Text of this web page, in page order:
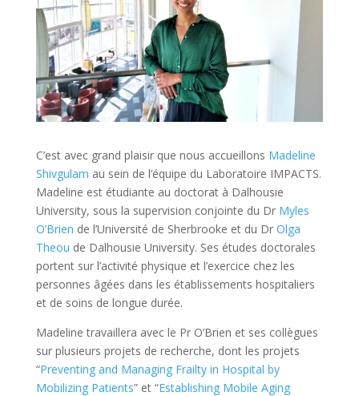
C’est avec grand plaisir que nous accueillons Madeline
Shivgulam au sein de l’équipe du Laboratoire IMPACTS.
Madeline est étudiante au doctorat à Dalhousie
University, sous la supervision conjointe du Dr Myles
O’Brien de l’Université de Sherbrooke et du Dr Olga
Theou de Dalhousie University. Ses études doctorales
portent sur l’activité physique et l’exercice chez les
personnes âgées dans les établissements hospitaliers
et de soins de longue durée.
Madeline travaillera avec le Pr O’Brien et ses collègues
sur plusieurs projets de recherche, dont les projets
“Preventing and Managing Frailty in Hospital by
Mobilizing Patients” et “Establishing Mobile Aging